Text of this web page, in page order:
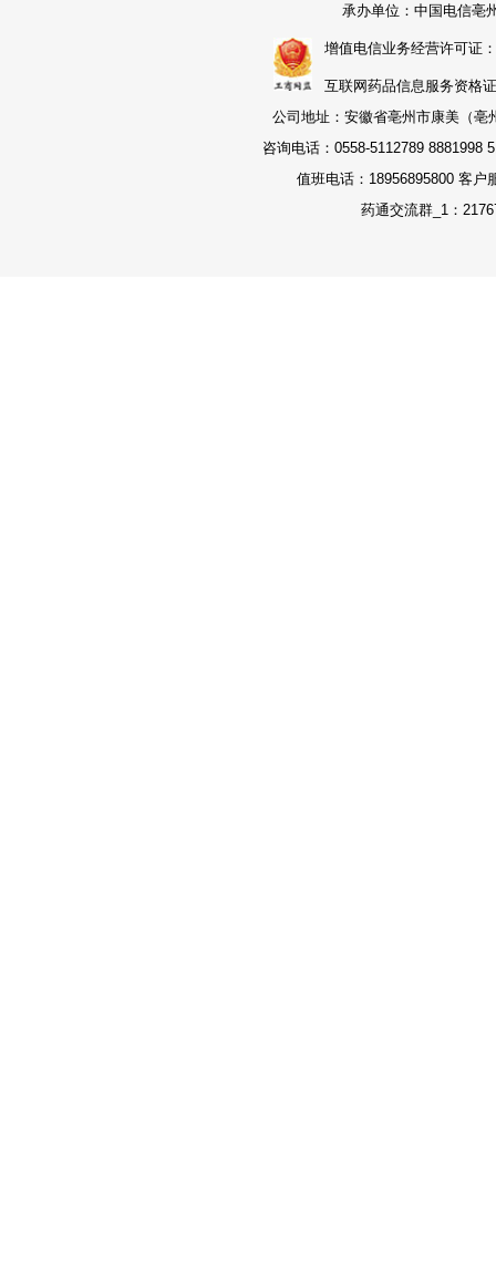
承办单位：中国电信亳
增值电信业务经营许可证
互联网药品信息服务资格
公司地址：安徽省亳州市康美（
咨询电话：0558-5112789 8881998
值班电话：18956895800 客户
药通交流群_1：